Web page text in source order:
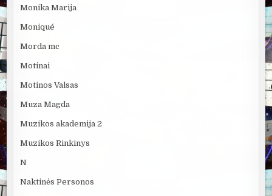
Monika Marija
Moniqué
Morda mc
Motinai
Motinos Valsas
Muza Magda
Muzikos akademija 2
Muzikos Rinkinys
N
Naktinės Personos